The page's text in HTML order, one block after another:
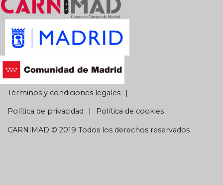
Términos y condiciones legales
Política de privacidad Política de cookies
CARNIMAD © 2019 Todos los derechos reservados